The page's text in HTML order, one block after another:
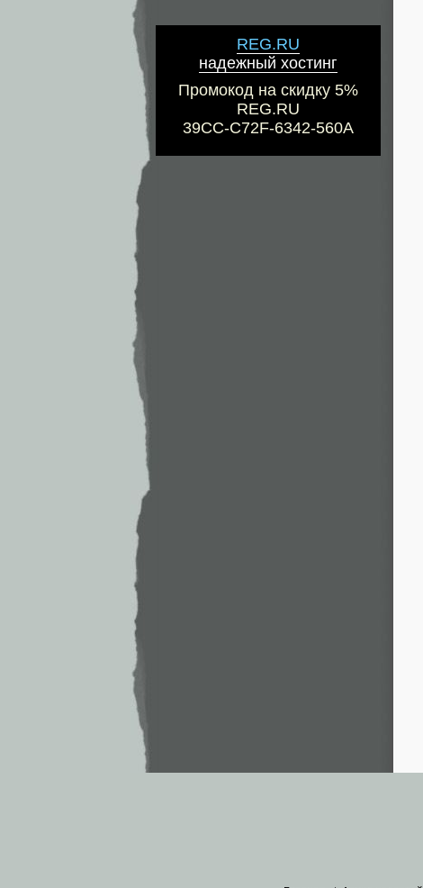
REG.RU
надежный хостинг
Промокод на скидку 5%
REG.RU
39CC-C72F-6342-560A